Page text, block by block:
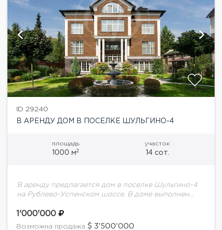
ID 29240
В АРЕНДУ ДОМ В ПОСЕЛКЕ ШУЛЬГИНО-4
площадь
1000 м2
участок
14 сот.
В аренду предлагается дом в поселке Шульгино-4
на Рублево-Успенском шоссе. В доме выполнен
спален, просторная гостиная с камином, SPA-зона с
1'000'000
Возможна продажа 3'500'000